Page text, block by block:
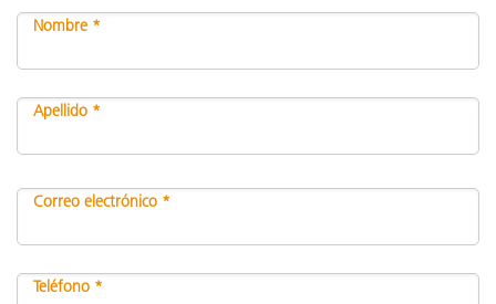
Nombre *
Apellido *
Correo electrónico *
Teléfono *